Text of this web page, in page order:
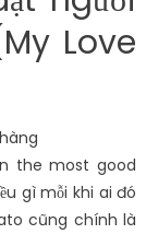
Love
the most good
gì mỗi khi ai đó
cũng chính là